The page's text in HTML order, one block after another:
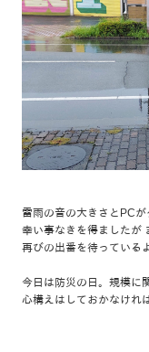
雷雨の音の大きさとPCが
幸い事なきを得ましたが
再びの出番を待っている
今日は防災の日。規模に
心構えはしておかなけれ